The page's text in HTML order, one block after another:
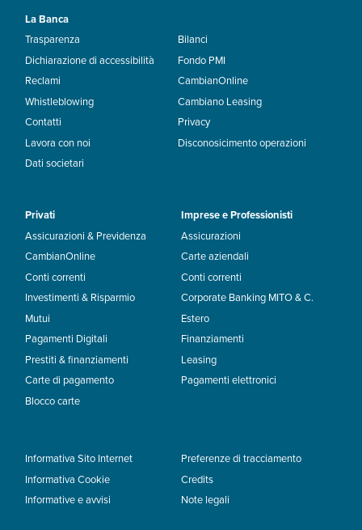
La Banca
Trasparenza
Dichiarazione di accessibilità
Reclami
Whistleblowing
Contatti
Lavora con noi
Dati societari
Bilanci
Fondo PMI
CambianOnline
Cambiano Leasing
Privacy
Disconosicimento operazioni
Privati
Assicurazioni & Previdenza
CambianOnline
Conti correnti
Investimenti & Risparmio
Mutui
Pagamenti Digitali
Prestiti & finanziamenti
Carte di pagamento
Blocco carte
Imprese e Professionisti
Assicurazioni
Carte aziendali
Conti correnti
Corporate Banking MITO & C.
Estero
Finanziamenti
Leasing
Pagamenti elettronici
Informativa Sito Internet
Informativa Cookie
Informative e avvisi
Preferenze di tracciamento
Credits
Note legali